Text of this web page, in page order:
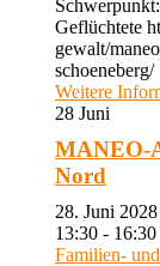
Geflüchtete
gewalt/
schoeneberg/
Weitere
28 Juni
MANEO-
Nord
28. Juni
13:30 - 16:30
Familien-